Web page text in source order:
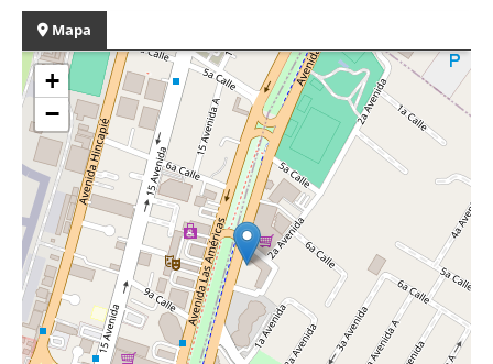
Mapa
+
−